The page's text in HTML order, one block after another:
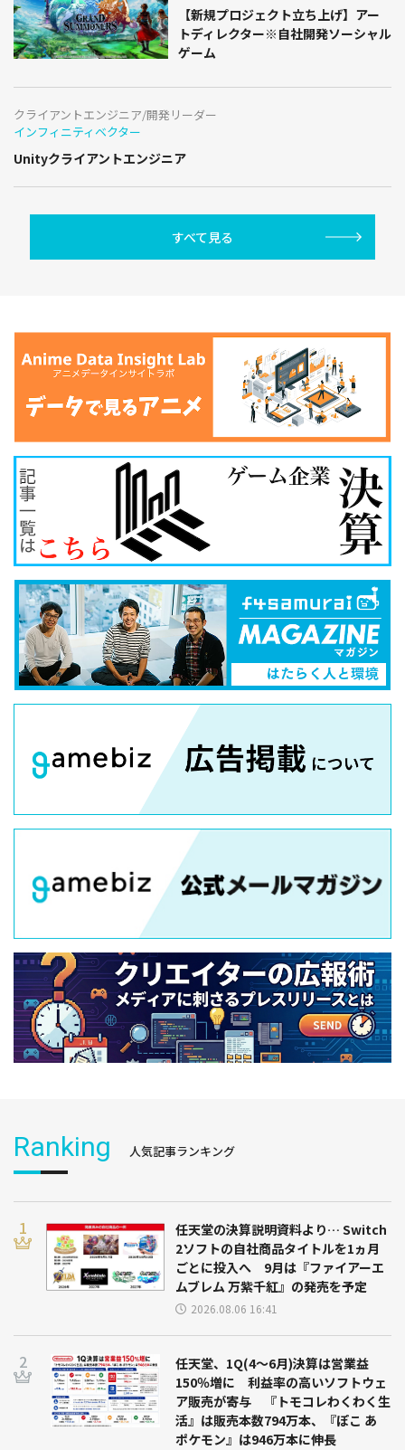
【新規プロジェクト立ち上げ】アー
トディレクター※自社開発ソーシャル
ゲーム
クライアントエンジニア/開発リーダー
インフィニティベクター
Unityクライアントエンジニア
すべて見る
Ranking 人気記事ランキング
任天堂の決算説明資料より… Switch
2ソフトの自社商品タイトルを1ヵ月
ごとに投入へ 9月は『ファイアーエ
ムブレム 万紫千紅』の発売を予定
2026.08.06 16:41
任天堂、1Q(4～6月)決算は営業益
150％増に 利益率の高いソフトウェ
ア販売が寄与 『トモコレわくわく生
活』は販売本数794万本、『ぽこ あ
ポケモン』は946万本に伸長